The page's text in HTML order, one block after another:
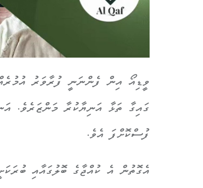
ވީޑިއޯ އިން ފެންނަނީ ފުރާވަރު
ގައިގާ ތަޅާ އަނިޔާކުރާ މަންޒަރެވެ.
ފުސްކޮށްފަ އެވެ.
އެގޮތުން އެ ކުއްޖާގެ ބޮލުގައާއި